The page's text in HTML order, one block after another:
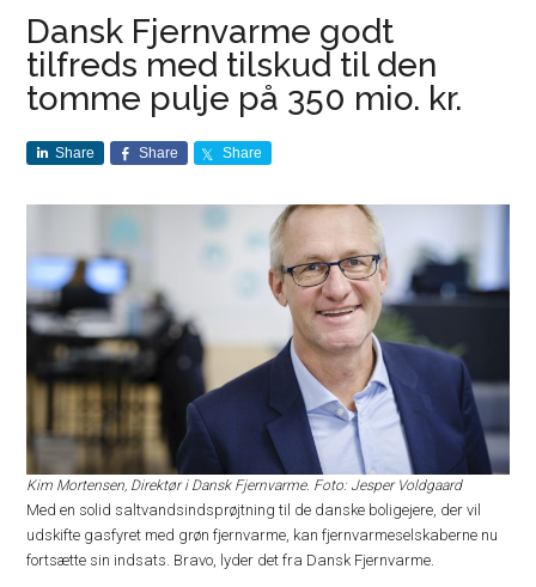
Dansk Fjernvarme godt
tilfreds med tilskud til den
tomme pulje på 350 mio. kr.
Share Share Share
Kim Mortensen, Direktør i Dansk Fjernvarme. Foto: Jesper Voldgaard
Med en solid saltvandsindsprøjtning til de danske boligejere, der vil
udskifte gasfyret med grøn fjernvarme, kan fjernvarmeselskaberne nu
fortsætte sin indsats. Bravo, lyder det fra Dansk Fjernvarme.